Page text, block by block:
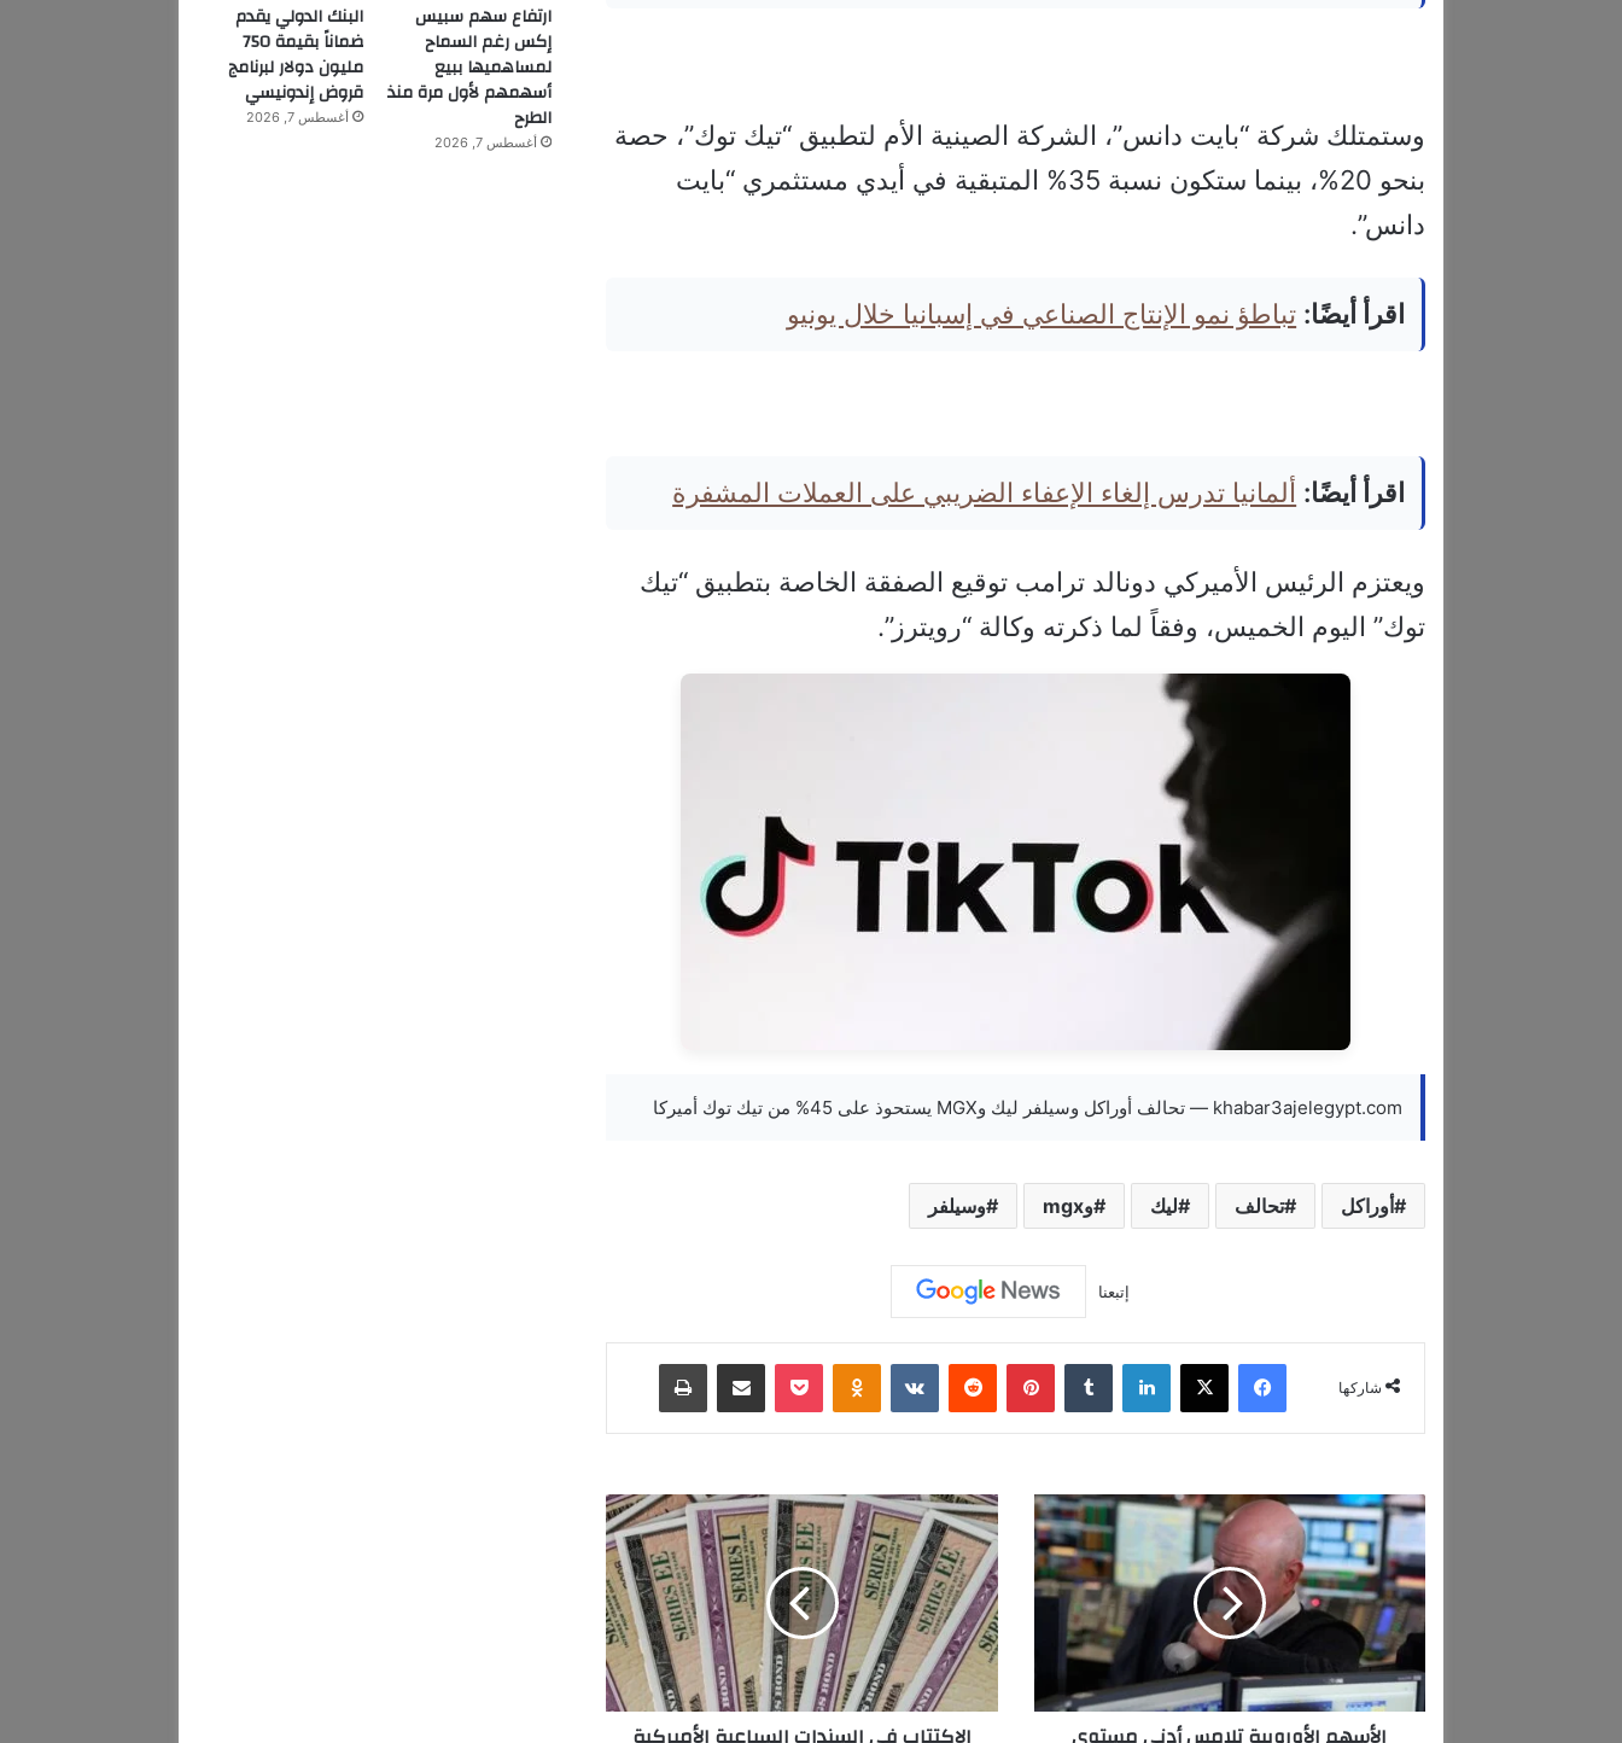
وستمتلك شركة “بايت دانس”، الشركة الصينية الأم لتطبيق “تيك توك”، حصة
بنحو 20%، بينما ستكون نسبة 35% المتبقية في أيدي مستثمري “بايت
دانس”.
اقرأ أيضًا: تباطؤ نمو الإنتاج الصناعي في إسبانيا خلال يونيو
اقرأ أيضًا: ألمانيا تدرس إلغاء الإعفاء الضريبي على العملات المشفرة
ويعتزم الرئيس الأميركي دونالد ترامب توقيع الصفقة الخاصة بتطبيق “تيك
توك” اليوم الخميس، وفقاً لما ذكرته وكالة “رويترز”.
khabar3ajelegypt.com — تحالف أوراكل وسيلفر ليك وMGX يستحوذ على 45% من تيك توك أميركا
أوراكل تحالف ليك وmgx وسيلفر
إتبعنا
شاركها
فيسبوك ‫X لينكدإن ‏Tumblr بينتيريست ‏Reddit
‏VKontakte
Odnoklassniki
‫Pocket مشاركة عبر البريد طباعة
ا
أ
س
ه
م
ل
أ
ا
ل
ا
ك
ت
ت
ا
ف
ارتفاع سهم سبيس
إكس رغم السماح
لمساهميها ببيع
أسهمهم لأول مرة منذ
الطرح
أغسطس 7, 2026
البنك الدولي يقدم
ضماناً بقيمة 750
مليون دولار لبرنامج
قروض إندونيسي
أغسطس 7, 2026